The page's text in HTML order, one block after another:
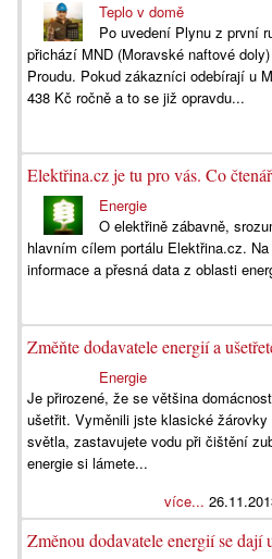
Teplo v domě
Po uvedení Plynu z první
přichází MND (Moravské naftové
Proudu. Pokud zákazníci odebírají u
438 Kč ročně a to se již opravdu...
Elektřina.cz je tu pro vás. Co
Energie
O elektřině zábavně,
hlavním cílem portálu Elektřina.cz.
informace a přesná data z oblasti
Změňte dodavatele energií a
Energie
Je přirozené, že se většina
ušetřit. Vyměnili jste klasické
světla, zastavujete vodu při čištění
energie si lámete...
více...
Změnou dodavatele energií se dají